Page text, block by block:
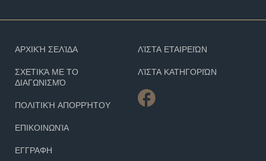
ΑΡΧΙΚΉ ΣΕΛΊΔΑ
ΣΧΕΤΙΚΆ ΜΕ ΤΟ
ΔΙΑΓΩΝΙΣΜΌ
ΠΟΛΙΤΙΚΉ ΑΠΟΡΡΉΤΟΥ
ΕΠΙΚΟΙΝΩΝΊΑ
ΕΓΓΡΑΦΗ
ΛΊΣΤΑ ΕΤΑΙΡΕΙΏΝ
ΛΊΣΤΑ ΚΑΤΗΓΟΡΙΏΝ